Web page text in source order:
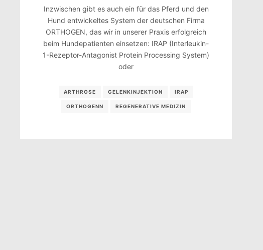
Inzwischen gibt es auch ein für das Pferd und den
Hund entwickeltes System der deutschen Firma
ORTHOGEN, das wir in unserer Praxis erfolgreich
beim Hundepatienten einsetzen: IRAP (Interleukin-
1-Rezeptor-Antagonist Protein Processing System)
oder
ARTHROSE GELENKINJEKTION IRAP
ORTHOGENN REGENERATIVE MEDIZIN